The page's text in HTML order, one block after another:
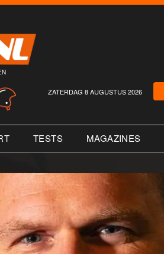
ZATERDAG 8 AUGUSTUS 2026
TESTS MAGAZINES